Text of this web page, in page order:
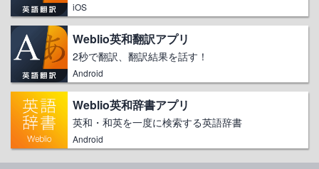
iOS
Weblio英和翻訳アプリ
2秒で翻訳、翻訳結果を話す！
Android
Weblio英和辞書アプリ
英和・和英を一度に検索する英語辞書
Android